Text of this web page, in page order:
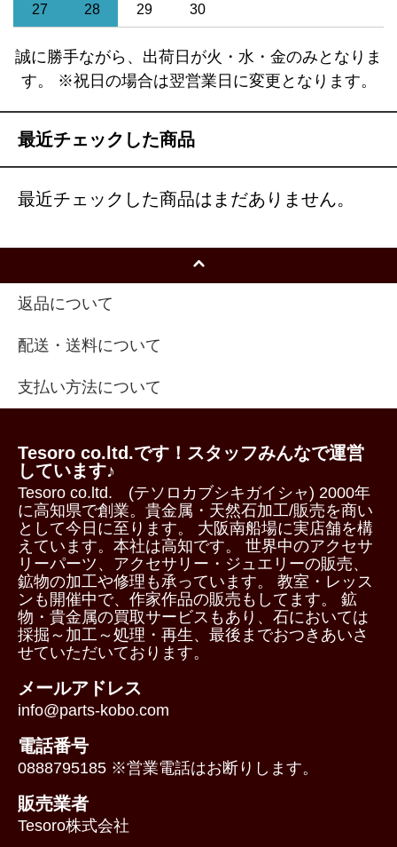
27 28 29 30
誠に勝手ながら、出荷日が火・水・金のみとなりま
す。 ※祝日の場合は翌営業日に変更となります。
最近チェックした商品
最近チェックした商品はまだありません。
返品について
配送・送料について
支払い方法について
Tesoro co.ltd.です！スタッフみんなで運営
しています♪
Tesoro co.ltd. (テソロカブシキガイシャ) 2000年
に高知県で創業。貴金属・天然石加工/販売を商い
として今日に至ります。 大阪南船場に実店舗を構
えています。本社は高知です。 世界中のアクセサ
リーパーツ、アクセサリー・ジュエリーの販売、
鉱物の加工や修理も承っています。 教室・レッス
ンも開催中で、作家作品の販売もしてます。 鉱
物・貴金属の買取サービスもあり、石においては
採掘～加工～処理・再生、最後までおつきあいさ
せていただいております。
メールアドレス
info@parts-kobo.com
電話番号
0888795185 ※営業電話はお断りします。
販売業者
Tesoro株式会社